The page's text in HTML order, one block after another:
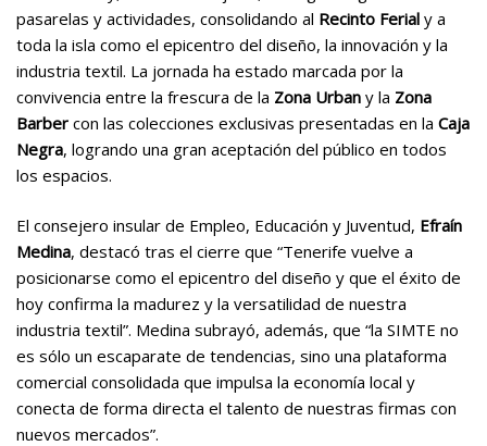
pasarelas y actividades, consolidando al Recinto Ferial y a
toda la isla como el epicentro del diseño, la innovación y la
industria textil. La jornada ha estado marcada por la
convivencia entre la frescura de la Zona Urban y la Zona
Barber con las colecciones exclusivas presentadas en la Caja
Negra, logrando una gran aceptación del público en todos
los espacios.
El consejero insular de Empleo, Educación y Juventud, Efraín
Medina, destacó tras el cierre que “Tenerife vuelve a
posicionarse como el epicentro del diseño y que el éxito de
hoy confirma la madurez y la versatilidad de nuestra
industria textil”. Medina subrayó, además, que “la SIMTE no
es sólo un escaparate de tendencias, sino una plataforma
comercial consolidada que impulsa la economía local y
conecta de forma directa el talento de nuestras firmas con
nuevos mercados”.